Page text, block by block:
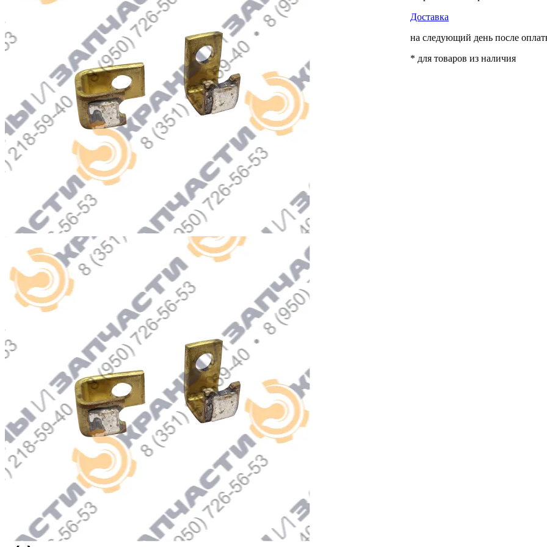
Доставка
на следующий день после
* для товаров из наличия